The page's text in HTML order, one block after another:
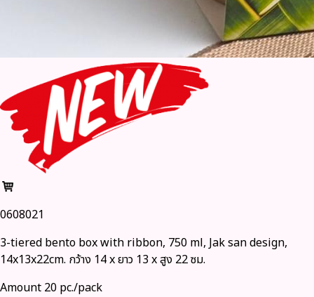
0608021
3-tiered bento box with ribbon, 750 ml, Jak san design,
14x13x22cm. กว้าง 14 x ยาว 13 x สูง 22 ซม.
Amount 20 pc./pack